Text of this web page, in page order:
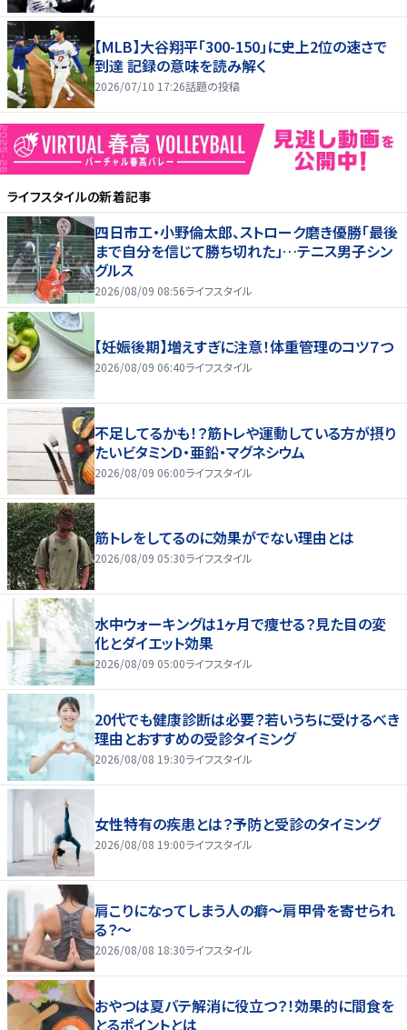
【MLB】大谷翔平「300-150」に史上2位の速さで
到達 記録の意味を読み解く
2026/07/10 17:26話題の投稿
ライフスタイルの新着記事
四日市工・小野倫太郎、ストローク磨き優勝「最後
まで自分を信じて勝ち切れた」…テニス男子シン
グルス
2026/08/09 08:56ライフスタイル
【妊娠後期】増えすぎに注意！体重管理のコツ７つ
2026/08/09 06:40ライフスタイル
不足してるかも！？筋トレや運動している方が摂り
たいビタミンD・亜鉛・マグネシウム
2026/08/09 06:00ライフスタイル
筋トレをしてるのに効果がでない理由とは
2026/08/09 05:30ライフスタイル
水中ウォーキングは1ヶ月で痩せる？見た目の変
化とダイエット効果
2026/08/09 05:00ライフスタイル
20代でも健康診断は必要？若いうちに受けるべき
理由とおすすめの受診タイミング
2026/08/08 19:30ライフスタイル
女性特有の疾患とは？予防と受診のタイミング
2026/08/08 19:00ライフスタイル
肩こりになってしまう人の癖～肩甲骨を寄せられ
る？～
2026/08/08 18:30ライフスタイル
おやつは夏バテ解消に役立つ？！効果的に間食を
とるポイントとは